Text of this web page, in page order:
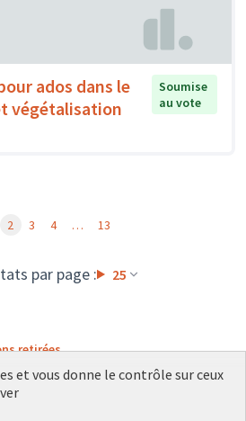
ados dans le
végétalisation
Soumise
au vote
par page : 25
2 3 4 … 13
retirées
et vous donne le contrôle sur ceux